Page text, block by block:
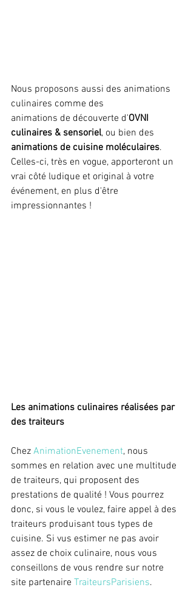
Nous proposons aussi des animations
culinaires comme des
animations de découverte d'OVNI
culinaires & sensoriel, ou bien des
animations de cuisine moléculaires.
Celles-ci, très en vogue, apporteront un
vrai côté ludique et original à votre
événement, en plus d'être
impressionnantes !
Les animations culinaires réalisées par
des traiteurs
Chez AnimationEvenement, nous
sommes en relation avec une multitude
de traiteurs, qui proposent des
prestations de qualité ! Vous pourrez
donc, si vous le voulez, faire appel à des
traiteurs produisant tous types de
cuisine. Si vus estimer ne pas avoir
assez de choix culinaire, nous vous
conseillons de vous rendre sur notre
site partenaire TraiteursParisiens.